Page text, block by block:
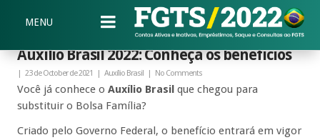
MENU
Auxílio Brasil 2022: Conheça os benefícios
23 de October de 2021 Auxílio Brasil No Comments
Você já conhece o Auxílio Brasilque chegou para
substituir o Bolsa Família?
Criado pelo Governo Federal, o benefício entrará em vigor